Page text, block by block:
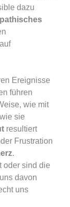
dazu
Ereignisse
führen
wie mit
sie
resultiert
Frustration
.
oder sind die
davon
uns